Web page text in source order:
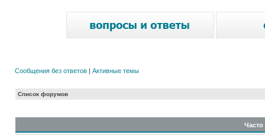
Сообщения без ответов | Активные темы
Список форумов